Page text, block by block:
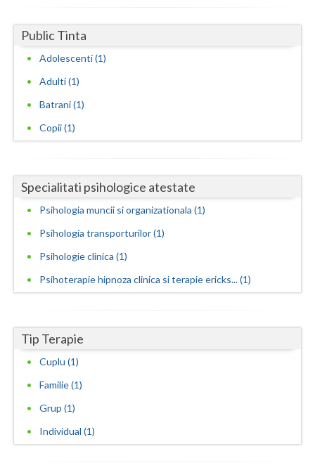
Maramures
Mehedinti
Mures
Olt
Salaj
Sibiu
Suceava
Timis
Tulcea
Public Tinta
Adolescenti (1)
Adulti (1)
Batrani (1)
Copii (1)
Specialitati psihologice atestate
Psihologia muncii si organizationala (1)
Psihologia transporturilor (1)
Psihologie clinica (1)
Psihoterapie hipnoza clinica si terapie ericks... (1)
Tip Terapie
Cuplu (1)
Familie (1)
Grup (1)
Individual (1)